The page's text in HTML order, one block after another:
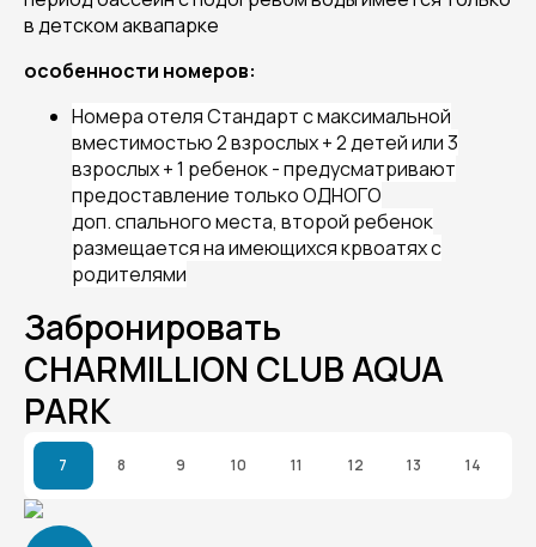
в детском аквапарке
особенности номеров:
Номера отеля Стандарт с максимальной
вместимостью 2 взрослых + 2 детей или 3
взрослых + 1 ребенок - предусматривают
предоставление только ОДНОГО
доп. спального места, второй ребенок
размещается на имеющихся крвоатях с
родителями
Забронировать
CHARMILLION CLUB AQUA
PARK
7 8 9 10 11 12 13 14